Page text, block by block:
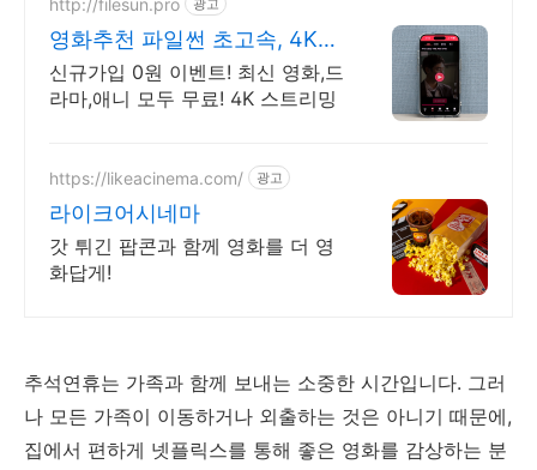
영화추천 파일썬 초고속, 4K
실시간 보기!
신규가입 0원 이벤트! 최신 영화,드
라마,애니 모두 무료! 4K 스트리밍
https://likeacinema.com/ 광고
라이크어시네마
갓 튀긴 팝콘과 함께 영화를 더 영
화답게!
추석연휴는 가족과 함께 보내는 소중한 시간입니다. 그러
나 모든 가족이 이동하거나 외출하는 것은 아니기 때문에,
집에서 편하게 넷플릭스를 통해 좋은 영화를 감상하는 분